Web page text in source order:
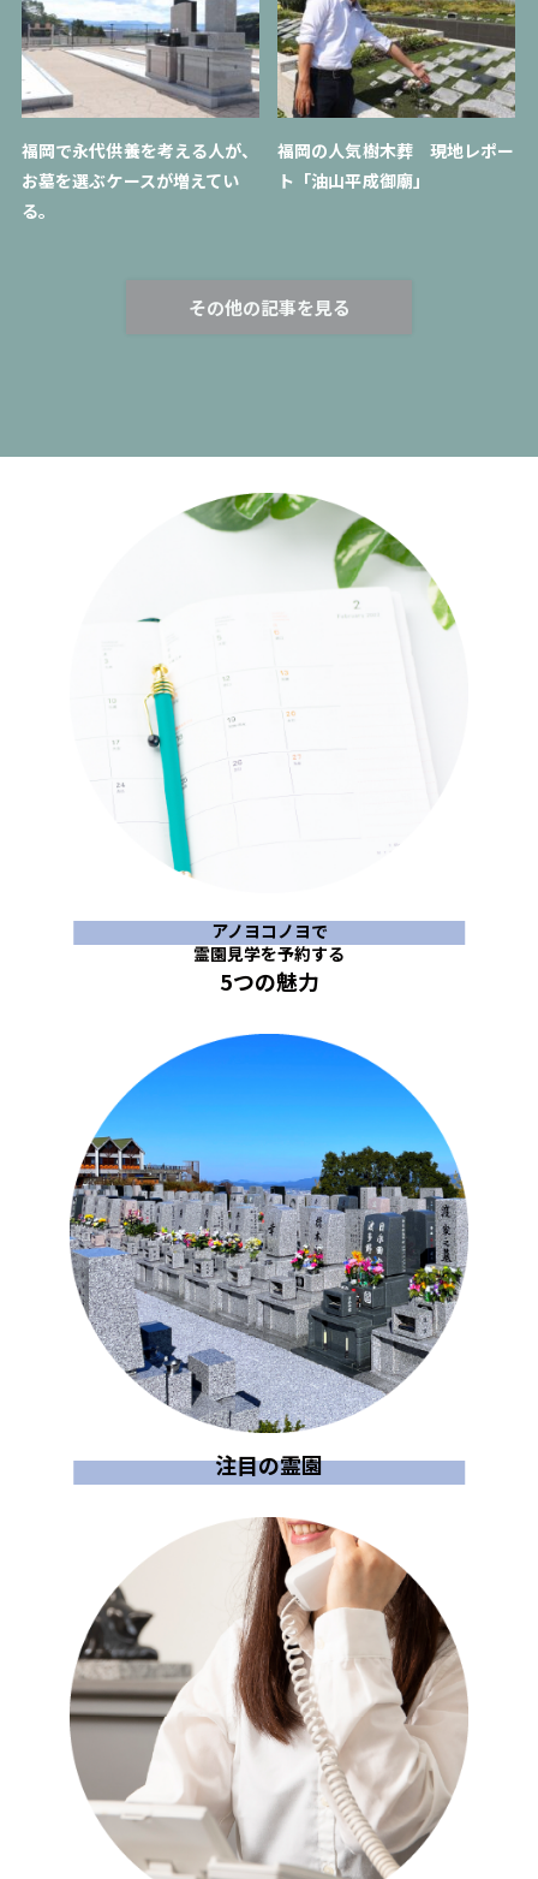
福岡で永代供養を考える人が、
お墓を選ぶケースが増えてい
る。
福岡の人気樹木葬 現地レポー
ト「油山平成御廟」
その他の記事を見る
アノヨコノヨで
霊園見学を予約する
5つの魅力
注目の霊園